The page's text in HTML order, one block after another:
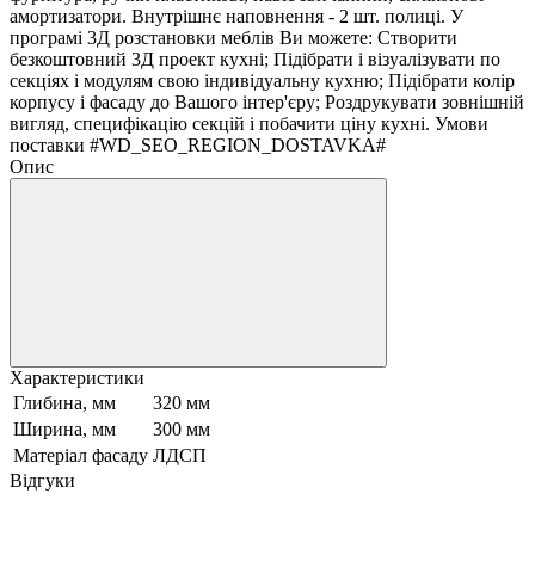
амортизатори. Внутрішнє наповнення - 2 шт. полиці. У
програмі 3Д розстановки меблів Ви можете: Створити
безкоштовний 3Д проект кухні; Підібрати і візуалізувати по
секціях і модулям свою індивідуальну кухню; Підібрати колір
корпусу і фасаду до Вашого інтер'єру; Роздрукувати зовнішній
вигляд, специфікацію секцій і побачити ціну кухні. Умови
поставки #WD_SEO_REGION_DOSTAVKA#
Опис
Характеристики
Глибина, мм
320 мм
Ширина, мм
300 мм
Матеріал фасаду ЛДСП
Відгуки